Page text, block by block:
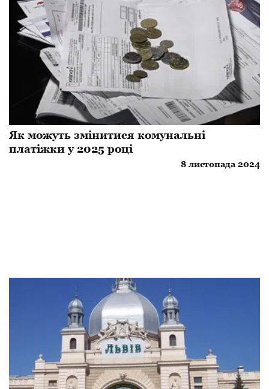
Як можуть змінитися комунальні
платіжки у 2025 році
8 листопада 2024